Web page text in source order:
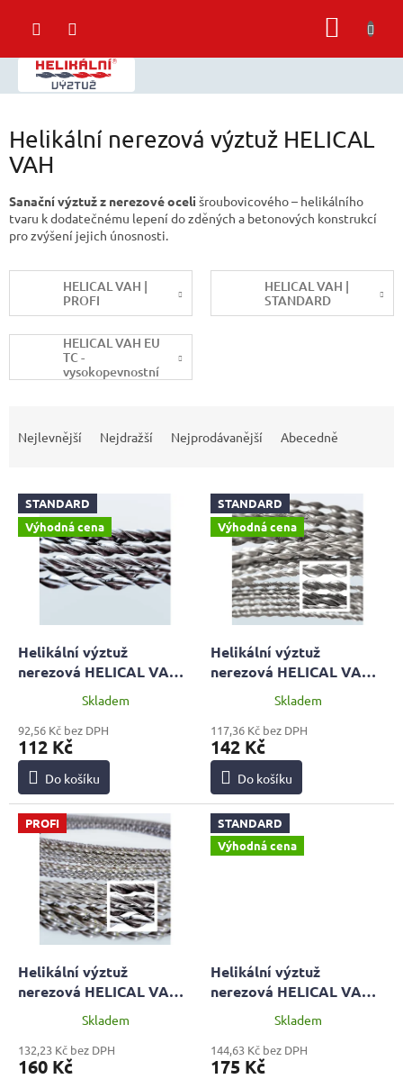
Helikální nerezová výztuž HELICAL
VAH
Sanační výztuž z nerezové oceli šroubovicového – helikálního
tvaru k dodatečnému lepení do zděných a betonových konstrukcí
pro zvýšení jejich únosnosti.
HELICAL VAH |
PROFI
HELICAL VAH |
STANDARD
HELICAL VAH EU
TC -
vysokopevnostní
p
Nejlevnější Nejdražší Nejprodávanější Abecedně
V
p
STANDARD
Výhodná cena
Helikální výztuž
nerezová HELICAL VAH
D6mm, 1 metr |
STANDARD
Skladem
92,56 Kč bez DPH
112 Kč
Do košíku
STANDARD
Výhodná cena
Helikální výztuž
nerezová HELICAL VAH
D8mm, 1 metr |
STANDARD
Skladem
117,36 Kč bez DPH
142 Kč
Do košíku
PROFI
Helikální výztuž
nerezová HELICAL VAH
D6mm, 1 metr | PROFI
Skladem
132,23 Kč bez DPH
160 Kč
STANDARD
Výhodná cena
Helikální výztuž
nerezová HELICAL VAH
D10mm, 1 metr |
STANDARD
Skladem
144,63 Kč bez DPH
175 Kč